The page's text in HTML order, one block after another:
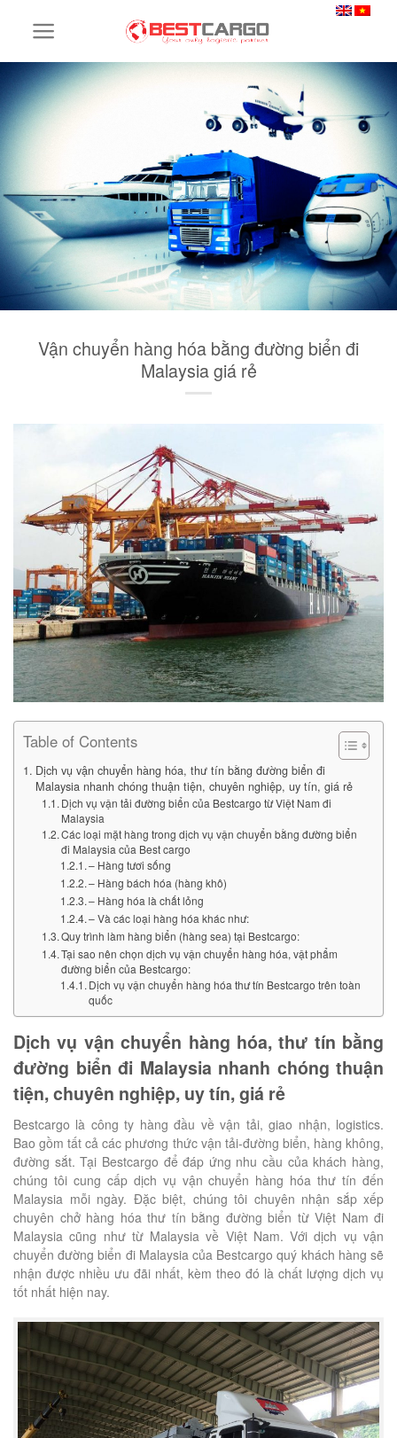
Vận chuyển hàng hóa bằng đường biển đi
Malaysia giá rẻ
Table of Contents
Dịch vụ vận chuyển hàng hóa, thư tín bằng đường biển đi
Malaysia nhanh chóng thuận tiện, chuyên nghiệp, uy tín, giá rẻ
Dịch vụ vận tải đường biển của Bestcargo từ Việt Nam đi
Malaysia
Các loại mặt hàng trong dịch vụ vận chuyển bằng đường biển
đi Malaysia của Best cargo
– Hàng tươi sống
– Hàng bách hóa (hàng khô)
– Hàng hóa là chất lỏng
– Và các loại hàng hóa khác như:
Quy trình làm hàng biển (hàng sea) tại Bestcargo:
Tại sao nên chọn dịch vụ vận chuyển hàng hóa, vật phẩm
đường biển của Bestcargo:
Dịch vụ vận chuyển hàng hóa thư tín Bestcargo trên toàn
quốc
Dịch vụ vận chuyển hàng hóa, thư tín bằng
đường biển đi Malaysia nhanh chóng thuận
tiện, chuyên nghiệp, uy tín, giá rẻ
Bestcargo là công ty hàng đầu về vận tải, giao nhận, logistics.
Bao gồm tất cả các phương thức vận tải-đường biển, hàng không,
đường sắt. Tại Bestcargo để đáp ứng nhu cầu của khách hàng,
chúng tôi cung cấp dịch vụ vận chuyển hàng hóa thư tín đến
Malaysia mỗi ngày. Đặc biệt, chúng tôi chuyên nhận sắp xếp
chuyên chở hàng hóa thư tín bằng đường biển từ Việt Nam đi
Malaysia cũng như từ Malaysia về Việt Nam. Với dịch vụ vận
chuyển đường biển đi Malaysia của Bestcargo quý khách hàng sẽ
nhận được nhiều ưu đãi nhất, kèm theo đó là chất lượng dịch vụ
tốt nhất hiện nay.